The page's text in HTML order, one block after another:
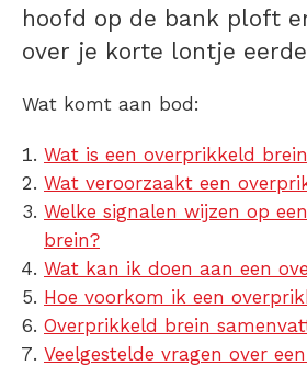
hoofd op de bank ploft
over je korte lontje
Wat komt aan bod:
Wat is een overprikkeld
Wat veroorzaakt een
Welke signalen wijzen op
brein?
Wat kan ik doen aan een
Hoe voorkom ik een
Overprikkeld brein
Veelgestelde vragen over